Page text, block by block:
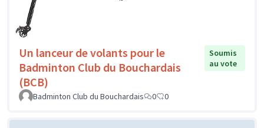
Un lanceur de volants pour le
Badminton Club du Bouchardais
(BCB)
Soumis
au vote
Badminton Club du Bouchardais 0 0